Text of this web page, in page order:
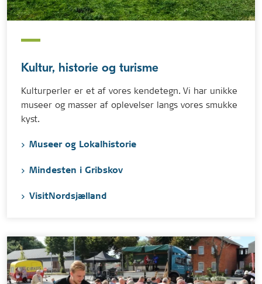
Kultur, historie og turisme
Kulturperler er et af vores kendetegn. Vi har unikke
museer og masser af oplevelser langs vores smukke
kyst.
Museer og Lokalhistorie
Mindesten i Gribskov
VisitNordsjælland